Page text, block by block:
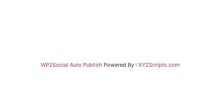
WP2Social Auto Publish Powered By : XYZScripts.com